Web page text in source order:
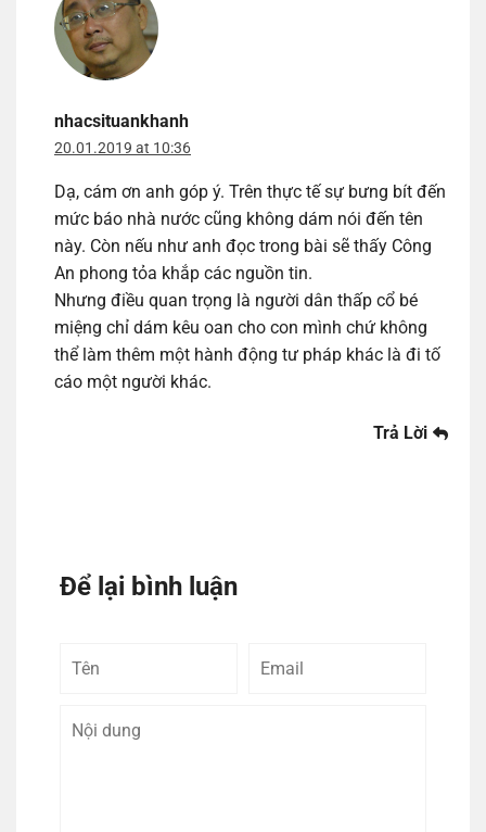
nhacsituankhanh
20.01.2019 at 10:36
Dạ, cám ơn anh góp ý. Trên thực tế sự bưng bít đến
mức báo nhà nước cũng không dám nói đến tên
này. Còn nếu như anh đọc trong bài sẽ thấy Công
An phong tỏa khắp các nguồn tin.
Nhưng điều quan trọng là người dân thấp cổ bé
miệng chỉ dám kêu oan cho con mình chứ không
thể làm thêm một hành động tư pháp khác là đi tố
cáo một người khác.
Trả Lời
Để lại bình luận